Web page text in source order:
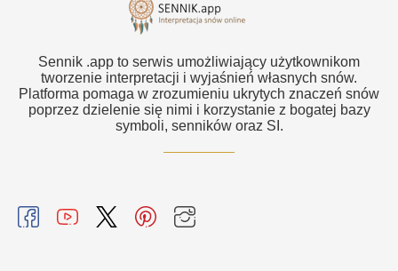
Sennik .app to serwis umożliwiający użytkownikom
tworzenie interpretacji i wyjaśnień własnych snów.
Platforma pomaga w zrozumieniu ukrytych znaczeń snów
poprzez dzielenie się nimi i korzystanie z bogatej bazy
symboli, senników oraz SI.